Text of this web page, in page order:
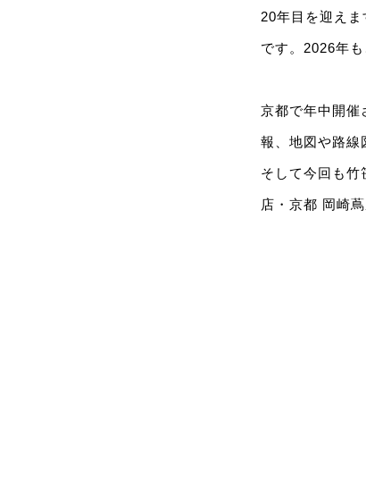
20年目を迎え
です。2026年
京都で年中開催
報、地図や路線
そして今回も竹
店・京都 岡崎